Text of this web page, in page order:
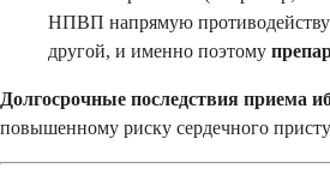
НПВП напрямую
другой, и именно поэтому
Долгосрочные последствия приема
повышенному риску сердечного